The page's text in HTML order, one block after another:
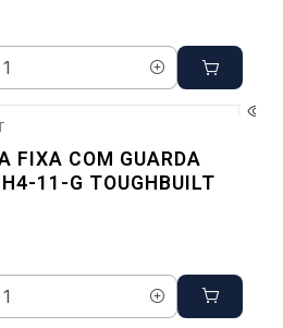
FIXA COM GUARDA
11-G TOUGHBUILT